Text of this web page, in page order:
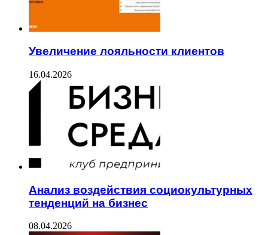
Увеличение лояльности клиентов
16.04.2026
Анализ воздействия социокультурных
тенденций на бизнес
08.04.2026